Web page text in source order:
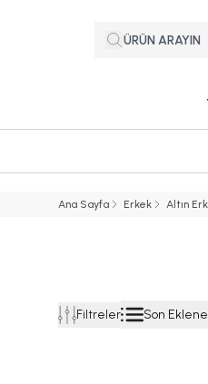
Ana Sayfa Erkek Altın
Filtreler Son